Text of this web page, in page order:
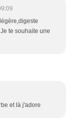
te souhaite une
et là j'adore